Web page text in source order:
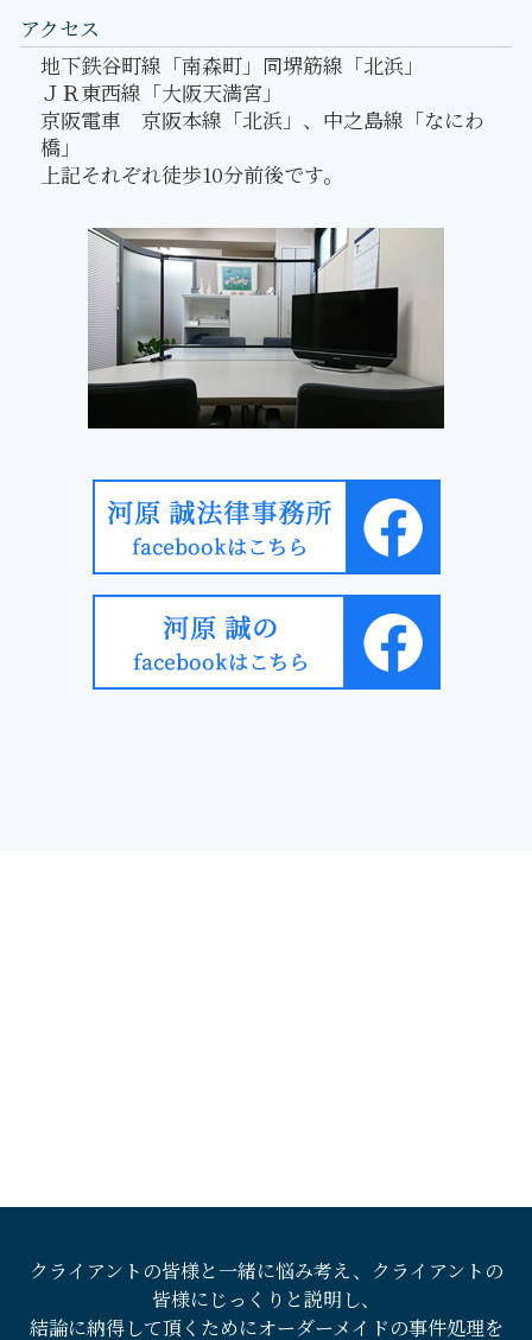
アクセス
地下鉄谷町線「南森町」同堺筋線「北浜」
ＪＲ東西線「大阪天満宮」
京阪電車 京阪本線「北浜」、中之島線「なにわ
橋」
上記それぞれ徒歩10分前後です。
クライアントの皆様と一緒に悩み考え、クライアントの
皆様にじっくりと説明し、
結論に納得して頂くためにオーダーメイドの事件処理を